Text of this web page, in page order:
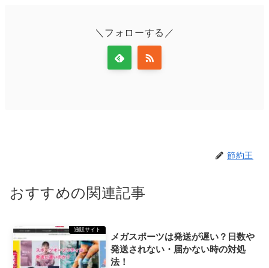
＼フォローする／
節約王
おすすめの関連記事
通販サイト
メガスポーツは発送が遅い？日数や
発送されない・届かない時の対処
法！